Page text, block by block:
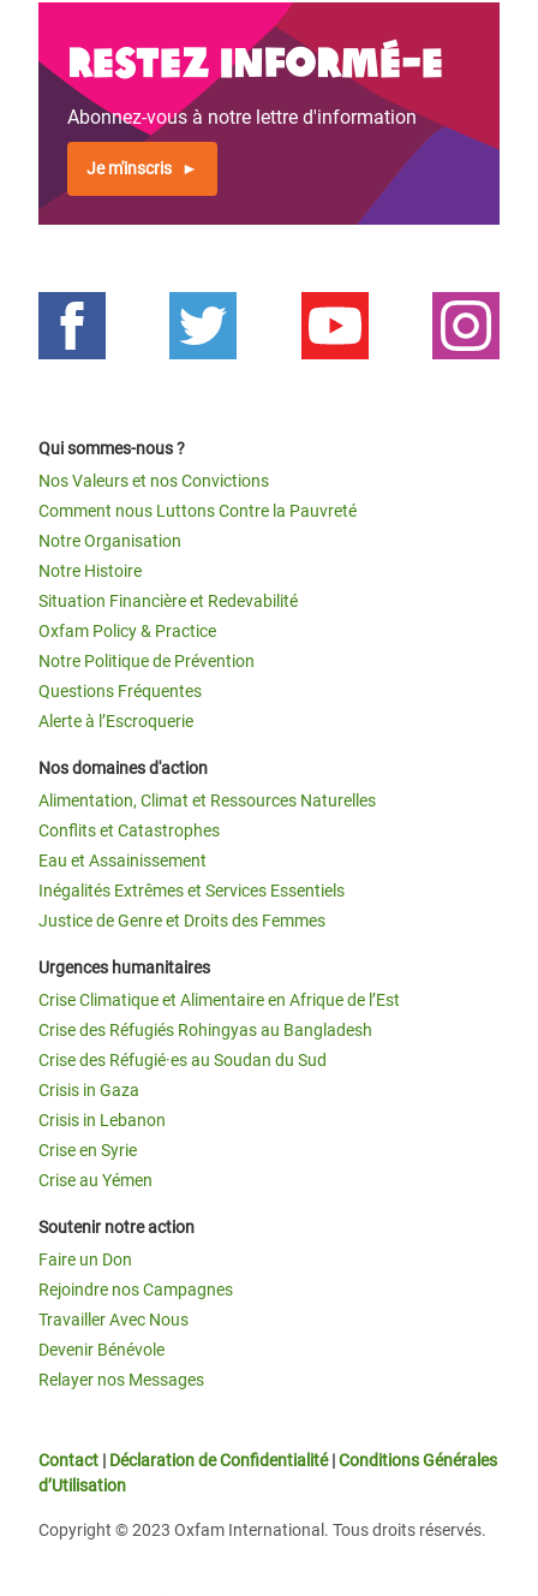
Restez informé-e
Abonnez-vous à notre lettre d'information
Je m'inscris
Qui sommes-nous ?
Nos Valeurs et nos Convictions
Comment nous Luttons Contre la Pauvreté
Notre Organisation
Notre Histoire
Situation Financière et Redevabilité
Oxfam Policy & Practice
Notre Politique de Prévention
Questions Fréquentes
Alerte à l’Escroquerie
Nos domaines d'action
Alimentation, Climat et Ressources Naturelles
Conflits et Catastrophes
Eau et Assainissement
Inégalités Extrêmes et Services Essentiels
Justice de Genre et Droits des Femmes
Urgences humanitaires
Crise Climatique et Alimentaire en Afrique de l’Est
Crise des Réfugiés Rohingyas au Bangladesh
Crise des Réfugié·es au Soudan du Sud
Crisis in Gaza
Crisis in Lebanon
Crise en Syrie
Crise au Yémen
Soutenir notre action
Faire un Don
Rejoindre nos Campagnes
Travailler Avec Nous
Devenir Bénévole
Relayer nos Messages
Contact | Déclaration de Confidentialité|Conditions Générales
d’Utilisation
Copyright © 2023 Oxfam International. Tous droits réservés.